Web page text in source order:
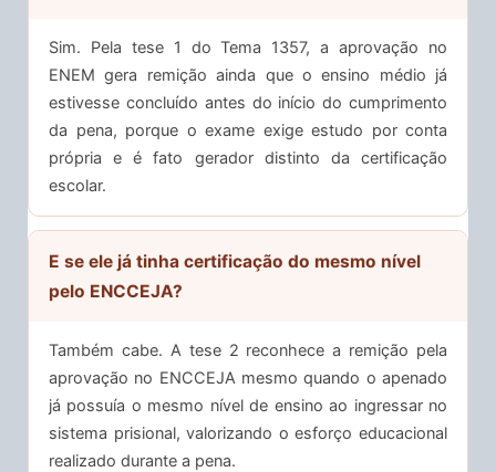
Sim. Pela tese 1 do Tema 1357, a aprovação no
ENEM gera remição ainda que o ensino médio já
estivesse concluído antes do início do cumprimento
da pena, porque o exame exige estudo por conta
própria e é fato gerador distinto da certificação
escolar.
E se ele já tinha certificação do mesmo nível
pelo ENCCEJA?
Também cabe. A tese 2 reconhece a remição pela
aprovação no ENCCEJA mesmo quando o apenado
já possuía o mesmo nível de ensino ao ingressar no
sistema prisional, valorizando o esforço educacional
realizado durante a pena.